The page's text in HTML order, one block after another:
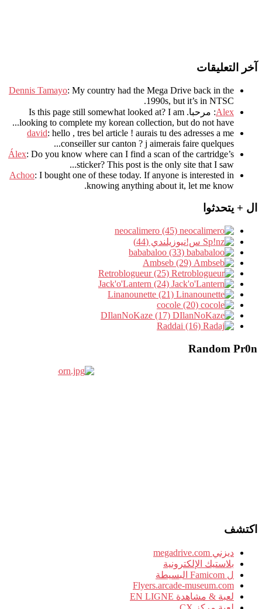
آخر التعليقات
Dennis Tamayo: My country had the Mega Drive back in the
1990s, but it’s in NTSC
.
Alex: مرحبا. Is this page still somewhat looked at? I am
looking to complete my korean collection, but do not have..
.
david: hello , tres bel article ! aurais tu des adresses a me
conseiller sur canton ? j aimerais faire quelques..
.
Álex: Do you know where can I find a scan of the cartridge’s
sticker? This post is the only site that I saw...
Achoo: I bought one of these today. If anyone is interested in
knowing anything about it, let me know.
ال + يتحدثوا
س!نيوزيلندي (44)
Random Pr0n
اكتشف
ديزني megadrive.com
بلاستيك الإلكترونية
ل Famicom البسيطة
Flyers.arcade-museum.com
لعبة & مشاهدة EN LIGNE